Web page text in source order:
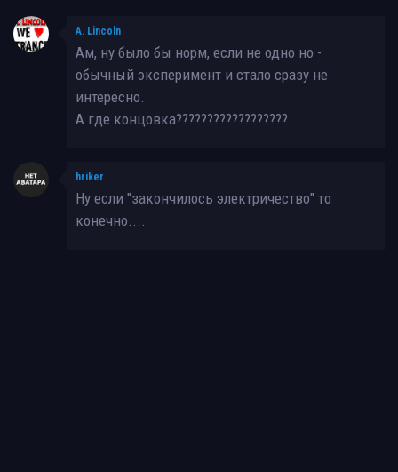
A. Lincoln
Ам, ну было бы норм, если не одно но -
обычный эксперимент и стало сразу не
интересно.
А где концовка??????????????????
hriker
Ну если "закончилось электричество" то
конечно....